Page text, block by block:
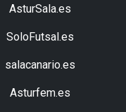
AsturSala.es
SoloFutsal.es
salacanario.es
Asturfem.es